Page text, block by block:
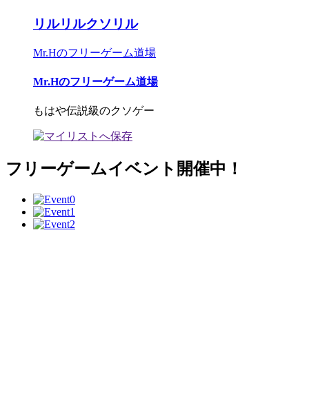
リルリルクソリル
Mr.Hのフリーゲーム道場
Mr.Hのフリーゲーム道場
もはや伝説級のクソゲー
フリーゲームイベント開催中！